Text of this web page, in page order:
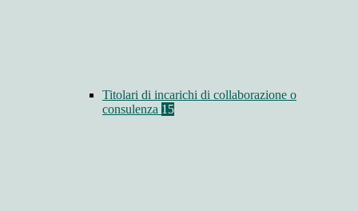
Titolari di incarichi di collaborazione o
consulenza 15